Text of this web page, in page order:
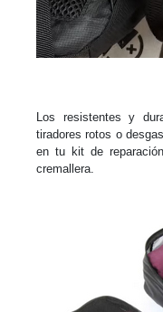
Los resistentes y
tiradores rotos o
en tu kit de
cremallera.